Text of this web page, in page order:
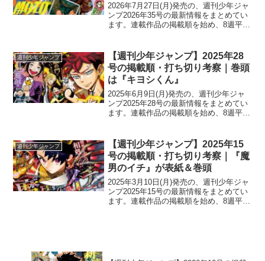
2026年7月27日(月)発売の、週刊少年ジャ
ンプ2026年35号の最新情報をまとめてい
ます。連載作品の掲載順を始め、8週平
の情報・人気作品の動向などもまとめて
いるので...
週刊少年ジャンプ
【週刊少年ジャンプ】2025年28
号の掲載順・打ち切り考察｜巻頭
は『キヨシくん』
2025年6月9日(月)発売の、週刊少年ジャ
ンプ2025年28号の最新情報をまとめてい
ます。連載作品の掲載順を始め、8週平
の情報・人気作品の動向などもまとめて
いるので、...
週刊少年ジャンプ
【週刊少年ジャンプ】2025年15
号の掲載順・打ち切り考察｜『魔
男のイチ』が表紙＆巻頭
2025年3月10日(月)発売の、週刊少年ジャ
ンプ2025年15号の最新情報をまとめてい
ます。連載作品の掲載順を始め、8週平